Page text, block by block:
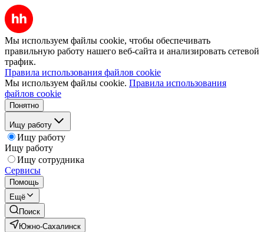
Мы используем файлы cookie, чтобы обеспечивать
правильную работу нашего веб-сайта и анализировать сетевой
трафик.
Правила использования файлов cookie
Мы используем файлы cookie. Правила использования
файлов cookie
Понятно
Ищу работу
Ищу работу
Ищу работу
Ищу сотрудника
Сервисы
Помощь
Ещё
Поиск
Южно-Сахалинск